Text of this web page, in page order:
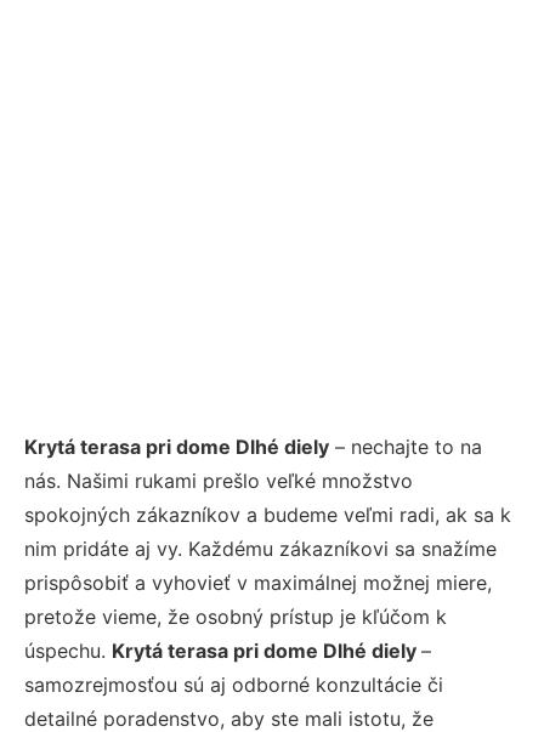
Krytá terasa pri dome Dlhé diely – nechajte to na
nás. Našimi rukami prešlo veľké množstvo
spokojných zákazníkov a budeme veľmi radi, ak sa k
nim pridáte aj vy. Každému zákazníkovi sa snažíme
prispôsobiť a vyhovieť v maximálnej možnej miere,
pretože vieme, že osobný prístup je kľúčom k
úspechu. Krytá terasa pri dome Dlhé diely –
samozrejmosťou sú aj odborné konzultácie či
detailné poradenstvo, aby ste mali istotu, že